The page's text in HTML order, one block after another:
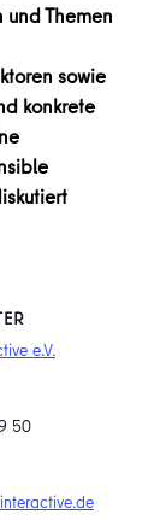
Themen
sowie
konkrete
e.V.
50